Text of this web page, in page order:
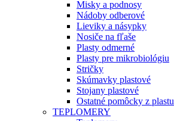
Misky a podnosy
Nádoby odberové
Lieviky a násypky
Nosiče na fľaše
Plasty odmerné
Plasty pre mikrobiológiu
Stričky
Skúmavky plastové
Stojany plastové
Ostatné pomôcky z plastu
TEPLOMERY